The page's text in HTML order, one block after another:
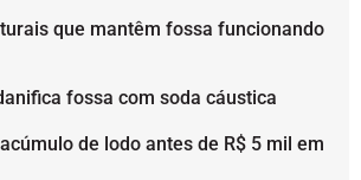
que mantêm fossa funcionando
fossa com soda cáustica
de lodo antes de R$ 5 mil em